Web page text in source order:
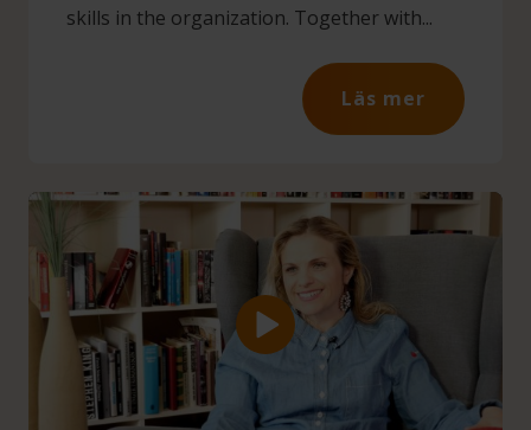
skills in the organization. Together with...
Läs mer